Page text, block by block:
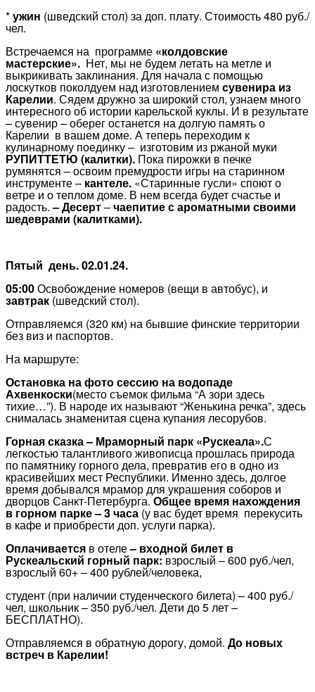
*ужин (шведский стол) за доп. плату. Стоимость 480 руб./
чел.
Встречаемся на программе «колдовские
мастерские». Нет, мы не будем летать на метле и
выкрикивать заклинания. Для начала с помощью
лоскутков поколдуем над изготовлением сувенира из
Карелии. Сядем дружно за широкий стол, узнаем много
интересного об истории карельской куклы. И в результате
– сувенир – оберег останется на долгую память о
Карелии в вашем доме. А теперь переходим к
кулинарному поединку – изготовим из ржаной муки
РУПИТТЕТЮ (калитки). Пока пирожки в печке
румянятся – освоим премудрости игры на старинном
инструменте – кантеле. «Старинные гусли» споют о
ветре и о теплом доме. В нем всегда будет счастье и
радость.–Десерт–чаепитие с ароматными своими
шедеврами (калитками).
Пятый день. 02.01.24.
05:00Освобождение номеров (вещи в автобус), и
завтрак (шведский стол).
Отправляемся (320 км) на бывшие финские территории
без виз и паспортов.
На маршруте:
Остановка на фото сессию на водопаде
Ахвенкоски(место съемок фильма “А зори здесь
тихие…”). В народе их называют “Женькина речка”, здесь
снималась знаменитая сцена купания лесорубов.
Горная сказка – Мраморный парк «Рускеала».С
легкостью талантливого живописца прошлась природа
по памятнику горного дела, превратив его в одно из
красивейших мест Республики. Именно здесь, долгое
время добывался мрамор для украшения соборов и
дворцов Санкт-Петербурга.Общее время нахождения
в горном парке – 3 часа (у вас будет время перекусить
в кафе и приобрести доп. услуги парка).
Оплачивается в отеле– входной билет в
Рускеальский горный парк: взрослый – 600 руб./чел,
взрослый 60+ – 400 рублей/человека,
студент (при наличии студенческого билета) – 400 руб./
чел, школьник – 350 руб./чел. Дети до 5 лет –
БЕСПЛАТНО).
Отправляемся в обратную дорогу, домой. До новых
встреч в Карелии!